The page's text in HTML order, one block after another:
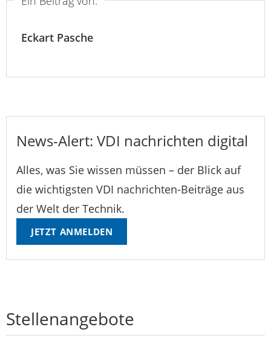
Eckart Pasche
News-Alert: VDI nachrichten digital
Alles, was Sie wissen müssen – der Blick auf
die wichtigsten VDI nachrichten-Beiträge aus
der Welt der Technik.
JETZT ANMELDEN
Stellenangebote